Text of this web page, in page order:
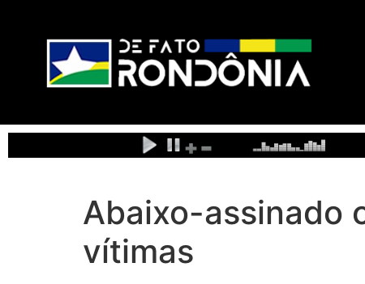
Abaixo-assinado
vítimas